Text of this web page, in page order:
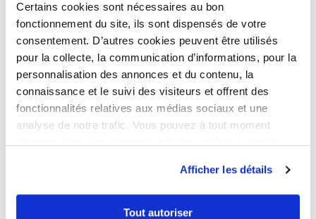
Certains cookies sont nécessaires au bon
fonctionnement du site, ils sont dispensés de votre
consentement. D’autres cookies peuvent être utilisés
pour la collecte, la communication d’informations, pour la
personnalisation des annonces et du contenu, la
connaissance et le suivi des visiteurs et offrent des
fonctionnalités relatives aux médias sociaux et une
analyse de notre trafic. Vous pouvez à tout moment
Afficher les détails
Tout autoriser
d’adresser votre dénonciation par lettre
recommandée avec avis de réception.
Les engagements du
mandant et du
mandataire